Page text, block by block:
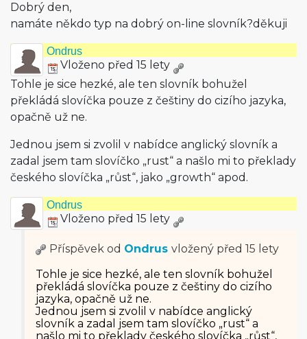
Dobrý den,
namáte někdo typ na dobrý on-line slovník?děkuji
Ondrus
Vloženo před 15 lety
Tohle je sice hezké, ale ten slovník bohužel
překládá slovíčka pouze z češtiny do cizího jazyka,
opačně už ne.
Jednou jsem si zvolil v nabídce anglický slovník a
zadal jsem tam slovíčko „rust“ a našlo mi to překlady
českého slovíčka „růst“, jako „growth“ apod.
Ondrus
Vloženo před 15 lety
Příspěvek od Ondrus vložený před 15 lety
Tohle je sice hezké, ale ten slovník bohužel
překládá slovíčka pouze z češtiny do cizího
jazyka, opačně už ne.
Jednou jsem si zvolil v nabídce anglický
slovník a zadal jsem tam slovíčko „rust“ a
našlo mi to překlady českého slovíčka „růst“,